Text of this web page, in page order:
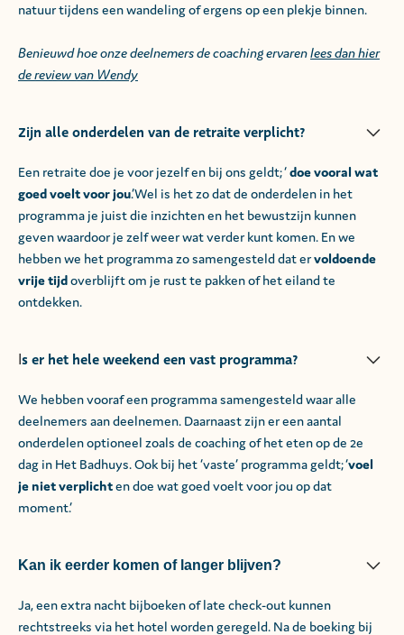
natuur tijdens een wandeling of ergens op een plekje binnen.
Benieuwd hoe onze deelnemers de coaching ervarenlees dan hier
de review van Wendy
Zijn alle onderdelen van de retraite verplicht?
Een retraite doe je voor jezelf en bij ons geldt; ‘doe vooral wat
goed voelt voor jou.’Wel is het zo dat de onderdelen in het
programma je juist die inzichten en het bewustzijn kunnen
geven waardoor je zelf weer wat verder kunt komen. En we
hebben we het programma zo samengesteld dat ervoldoende
vrije tijdoverblijft om je rust te pakken of het eiland te
ontdekken.
s er het hele weekend een vast programma?
We hebben vooraf een programma samengesteld waar alle
deelnemers aan deelnemen. Daarnaast zijn er een aantal
onderdelen optioneel zoals de coaching of het eten op de 2e
dag in Het Badhuys. Ook bij het ‘vaste’ programma geldt; ‘voel
je niet verplichten doe wat goed voelt voor jou op dat
moment.’
Kan ik eerder komen of langer blijven?
Ja, een extra nacht bijboeken of late check-out kunnen
rechtstreeks via het hotel worden geregeld. Na de boeking bij